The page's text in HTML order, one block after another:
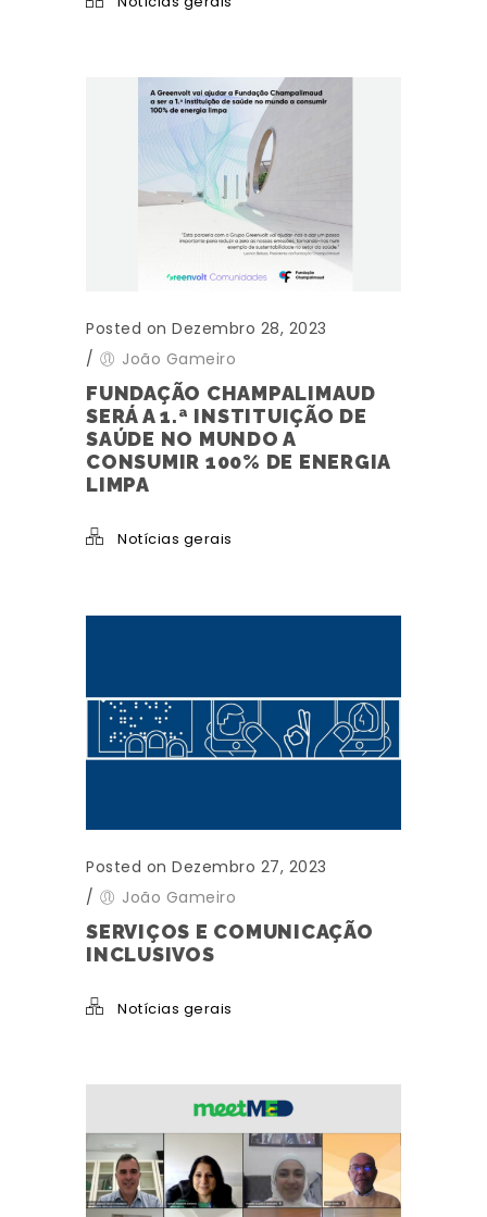
Posted on Dezembro 28, 2023
/
João Gameiro
FUNDAÇÃO CHAMPALIMAUD
SERÁ A 1.ª INSTITUIÇÃO DE
SAÚDE NO MUNDO A
CONSUMIR 100% DE ENERGIA
LIMPA
Notícias gerais
Posted on Dezembro 27, 2023
/
João Gameiro
SERVIÇOS E COMUNICAÇÃO
INCLUSIVOS
Notícias gerais